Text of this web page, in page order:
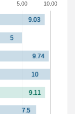
5.00 10.00